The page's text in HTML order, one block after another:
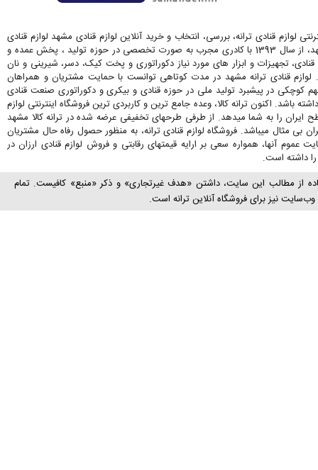
لوازم قنادی ترانه، بررسی، انتخاب و خرید آنلاین لوازم قنادی مشهد لوازم قنادی
ترانه در مشهد، از سال 1393 با کادری مجرب به صورت تخصصی در حوزه تولید ، پخش عمده و
تجهیزات و ابزار های مورد نیاز دکوراتوری و پخت کیک، دسر، شیرینی و نان
لوازم قنادی ترانه مشهد در مدت کوتاهی توانست با حمایت مشتریان و همراهان
کوچکی در پیشبرد تولید ملی در حوزه قنادی و بیکری و دکوراتوری صنعت قنادی
باشد. اکنون ترانه کالا، وعده جامع ترین و کاربردی ترین فروشگاه اینترنتی لوازم
ایران را به شما میدهد. از طرفی طرحهای تخفیفی عرضه شده در ترانه کالا مشهد
بی مثال میباشد. فروشگاه لوازم قنادی ترانه، به منظور حصول رفاه حال مشتریان
عموم آنها، همواره سعی بر ارایه قیمتهای رقابتی و فروش لوازم قنادی ارزان در
داشته است.
از مطالب این سایت، داشتن «هدف غیرتجاری» و ذکر «منبع» کافیست. تمام
نیز برای فروشگاه آنلاین ترانه است.